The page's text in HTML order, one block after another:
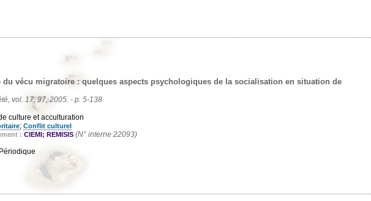
vécu migratoire : quelques aspects psychologiques de la socialisation en situation de
vol. 17, 97, 2005. - p. 5-138
culture et acculturation
; Conflit culturel
: CIEMI; REMISIS (N° interne 22093)
Périodique